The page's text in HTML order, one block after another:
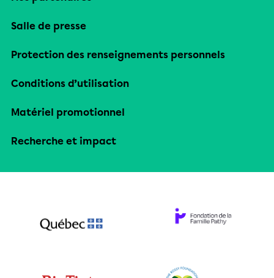
Salle de presse
Protection des renseignements personnels
Conditions d’utilisation
Matériel promotionnel
Recherche et impact